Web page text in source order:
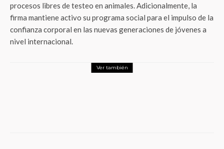
procesos libres de testeo en animales. Adicionalmente, la
firma mantiene activo su programa social para el impulso de la
confianza corporal en las nuevas generaciones de jóvenes a
nivel internacional.
Ver también